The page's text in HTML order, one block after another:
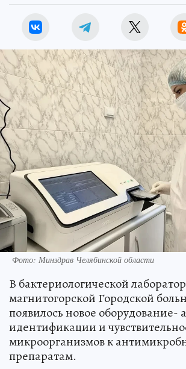
Фото: Минздрав Челябинской области
В бактериологической
магнитогорской Городской
появилось новое оборудование-
идентификации и
микроорганизмов к
препаратам.